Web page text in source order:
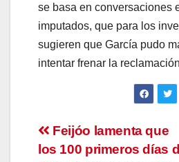
se basa en conversaciones
imputados, que para los
sugieren que García pudo
intentar frenar la
Navegación
Feijóo lamenta que
los 100 primeros días